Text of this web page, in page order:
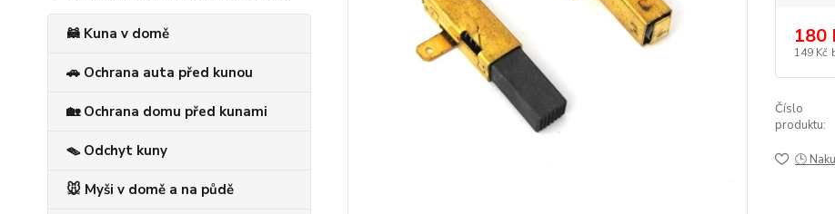
🦝 Kuna v domě
🚗 Ochrana auta před kunou
🏡 Ochrana domu před kunami
🪤 Odchyt kuny
🐭 Myši v domě a na půdě
180
149 Kč
Číslo
produktu:
🕒